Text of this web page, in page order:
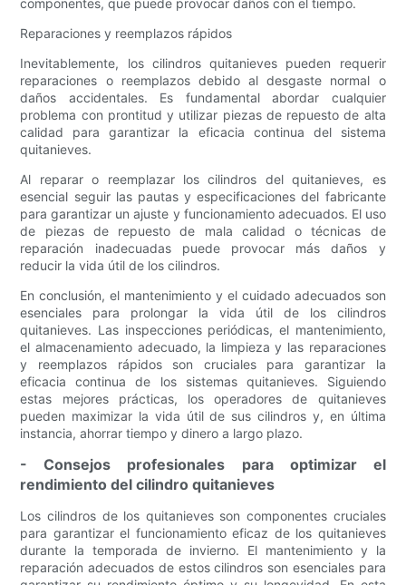
componentes, que puede provocar daños con el tiempo.
Reparaciones y reemplazos rápidos
Inevitablemente, los cilindros quitanieves pueden requerir
reparaciones o reemplazos debido al desgaste normal o
daños accidentales. Es fundamental abordar cualquier
problema con prontitud y utilizar piezas de repuesto de alta
calidad para garantizar la eficacia continua del sistema
quitanieves.
Al reparar o reemplazar los cilindros del quitanieves, es
esencial seguir las pautas y especificaciones del fabricante
para garantizar un ajuste y funcionamiento adecuados. El uso
de piezas de repuesto de mala calidad o técnicas de
reparación inadecuadas puede provocar más daños y
reducir la vida útil de los cilindros.
En conclusión, el mantenimiento y el cuidado adecuados son
esenciales para prolongar la vida útil de los cilindros
quitanieves. Las inspecciones periódicas, el mantenimiento,
el almacenamiento adecuado, la limpieza y las reparaciones
y reemplazos rápidos son cruciales para garantizar la
eficacia continua de los sistemas quitanieves. Siguiendo
estas mejores prácticas, los operadores de quitanieves
pueden maximizar la vida útil de sus cilindros y, en última
instancia, ahorrar tiempo y dinero a largo plazo.
- Consejos profesionales para optimizar el
rendimiento del cilindro quitanieves
Los cilindros de los quitanieves son componentes cruciales
para garantizar el funcionamiento eficaz de los quitanieves
durante la temporada de invierno. El mantenimiento y la
reparación adecuados de estos cilindros son esenciales para